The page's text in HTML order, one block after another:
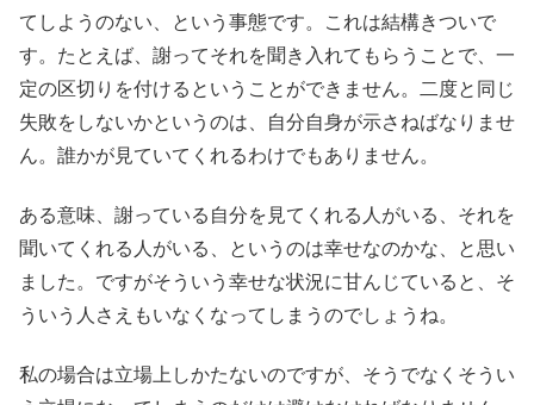
てしようのない、という事態です。これは結構きついで
す。たとえば、謝ってそれを聞き入れてもらうことで、一
定の区切りを付けるということができません。二度と同じ
失敗をしないかというのは、自分自身が示さねばなりませ
ん。誰かが見ていてくれるわけでもありません。
ある意味、謝っている自分を見てくれる人がいる、それを
聞いてくれる人がいる、というのは幸せなのかな、と思い
ました。ですがそういう幸せな状況に甘んじていると、そ
ういう人さえもいなくなってしまうのでしょうね。
私の場合は立場上しかたないのですが、そうでなくそうい